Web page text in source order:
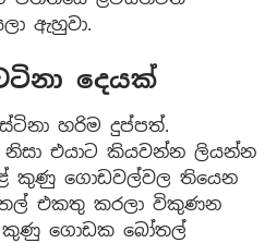
ඇහුවා.
දෙයක්
හරිම දුප්පත්.
එයාට කියවන්න ලියන්න
කුණු ගොඩවල්වල තියෙන
එකතු කරලා විකුණන
කුණු ගොඩක බෝතල්